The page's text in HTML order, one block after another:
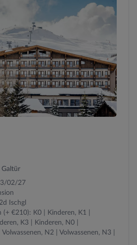
Galtür
02/27
Ischgl
(+ €210): K0 | Kinderen, K1 |
K3 | Kinderen, N0 |
N2 | Volwassenen, N3 |